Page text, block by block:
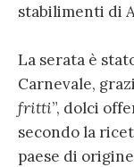
stabilimenti di
La serata è
Carnevale,
fritti”, dolci
secondo la
paese di